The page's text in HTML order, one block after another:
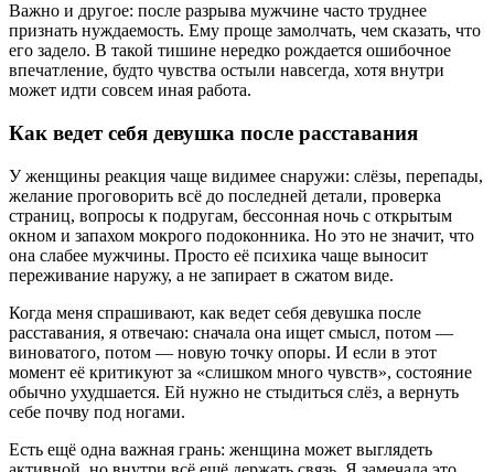
Важно и другое: после разрыва мужчине часто труднее
признать нуждаемость. Ему проще замолчать, чем сказать, что
его задело. В такой тишине нередко рождается ошибочное
впечатление, будто чувства остыли навсегда, хотя внутри
может идти совсем иная работа.
Как ведет себя девушка после расставания
У женщины реакция чаще видимее снаружи: слёзы, перепады,
желание проговорить всё до последней детали, проверка
страниц, вопросы к подругам, бессонная ночь с открытым
окном и запахом мокрого подоконника. Но это не значит, что
она слабее мужчины. Просто её психика чаще выносит
переживание наружу, а не запирает в сжатом виде.
Когда меня спрашивают, как ведет себя девушка после
расставания, я отвечаю: сначала она ищет смысл, потом —
виноватого, потом — новую точку опоры. И если в этот
момент её критикуют за «слишком много чувств», состояние
обычно ухудшается. Ей нужно не стыдиться слёз, а вернуть
себе почву под ногами.
Есть ещё одна важная грань: женщина может выглядеть